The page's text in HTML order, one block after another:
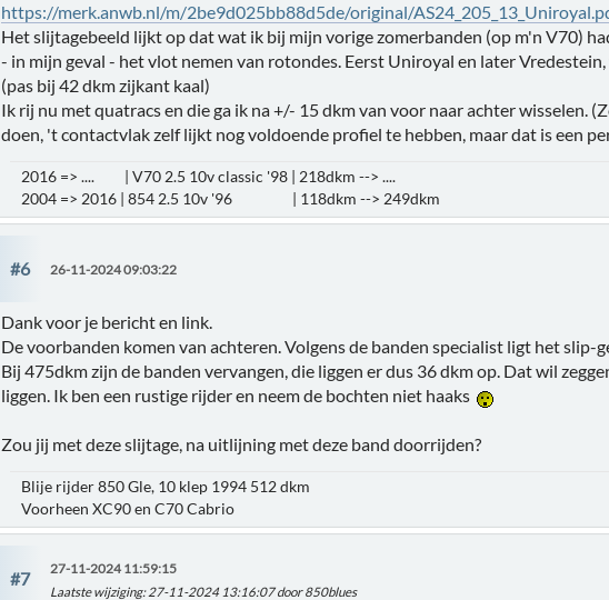
https://merk.anwb.nl/m/2be9d025bb88d5de/original/
Het slijtagebeeld lijkt op dat wat ik bij mijn vorige zomerbanden (op m'n V70)
- in mijn geval - het vlot nemen van rotondes. Eerst Uniroyal en later
(pas bij 42 dkm zijkant kaal)
Ik rij nu met quatracs en die ga ik na +/- 15 dkm van voor naar achter wisselen.
doen, 't contactvlak zelf lijkt nog voldoende profiel te hebben, maar dat is een
2016 => .... | V70 2.5 10v classic '98 | 218dkm --> ....
2004 => 2016 | 854 2.5 10v '96 | 118dkm --> 249dkm
#6 26-11-2024 09:03:22
Dank voor je bericht en link.
De voorbanden komen van achteren. Volgens de banden specialist ligt het slip-
Bij 475dkm zijn de banden vervangen, die liggen er dus 36 dkm op. Dat wil
liggen. Ik ben een rustige rijder en neem de bochten niet haaks
Zou jij met deze slijtage, na uitlijning met deze band doorrijden?
Blije rijder 850 Gle, 10 klep 1994 512 dkm
Voorheen XC90 en C70 Cabrio
#7
27-11-2024 11:59:15
Laatste wijziging: 27-11-2024 13:16:07 door 850blues